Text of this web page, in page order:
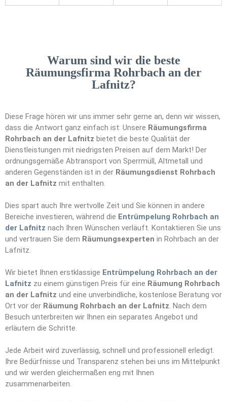
Warum sind wir die beste
Räumungsfirma Rohrbach an der
Lafnitz?
Diese Frage hören wir uns immer sehr gerne an, denn wir wissen,
dass die Antwort ganz einfach ist: Unsere Räumungsfirma
Rohrbach an der Lafnitz bietet die beste Qualität der
Dienstleistungen mit niedrigsten Preisen auf dem Markt! Der
ordnungsgemäße Abtransport von Sperrmüll, Altmetall und
anderen Gegenständen ist in der Räumungsdienst Rohrbach
an der Lafnitz mit enthalten.
Dies spart auch Ihre wertvolle Zeit und Sie können in andere
Bereiche investieren, während die Entrümpelung Rohrbach an
der Lafnitz nach Ihren Wünschen verläuft. Kontaktieren Sie uns
und vertrauen Sie dem Räumungsexperten in Rohrbach an der
Lafnitz.
Wir bietet Ihnen erstklassige Entrümpelung Rohrbach an der
Lafnitz zu einem günstigen Preis für eine Räumung Rohrbach
an der Lafnitz und eine unverbindliche, kostenlose Beratung vor
Ort vor der Räumung Rohrbach an der Lafnitz. Nach dem
Besuch unterbreiten wir Ihnen ein separates Angebot und
erläutern die Schritte.
Jede Arbeit wird zuverlässig, schnell und professionell erledigt.
Ihre Bedürfnisse und Transparenz stehen bei uns im Mittelpunkt
und wir werden gleichermaßen eng mit Ihnen
zusammenarbeiten.